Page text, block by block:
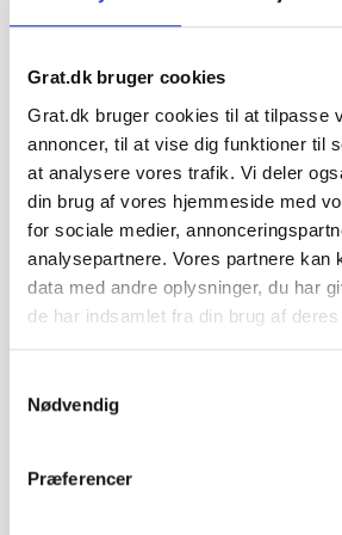
Grat.dk bruger cookies
Grat.dk bruger cookies til at tilpasse
annoncer, til at vise dig funktioner til
at analysere vores trafik. Vi deler
din brug af vores hjemmeside med
for sociale medier,
analysepartnere. Vores partnere kan
data med andre oplysninger, du har
de har indsamlet fra din brug af deres
Nødvendig
Præferencer
Lettere arbejde:1-2
Hvor meget
jeg bruge?
BELÆGNING
SF-sten (smalle fuger 2-3 mm)
Chaussesten 9x9 cm (5-8 mm
Klassiske brosten (10-15 mm